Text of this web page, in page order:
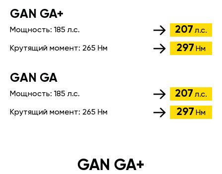
GАN GA+
Мощность: 185 л.с. 207 л.с.
Крутящий момент: 265 Нм 297 Нм
GАN GA
Мощность: 185 л.с. 207 л.с.
Крутящий момент: 265 Нм 297 Нм
GAN GA+